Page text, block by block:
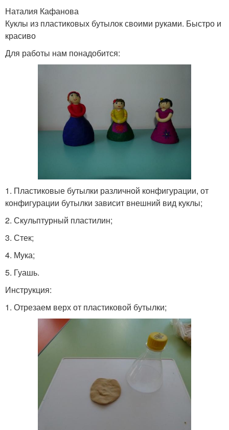
Наталия Кафанова
Куклы из пластиковых бутылок своими руками. Быстро и
красиво
Для работы нам понадобится:
1. Пластиковые бутылки различной конфигурации, от
конфигурации бутылки зависит внешний вид куклы;
2. Скульптурный пластилин;
3. Стек;
4. Мука;
5. Гуашь.
Инструкция:
1. Отрезаем верх от пластиковой бутылки;